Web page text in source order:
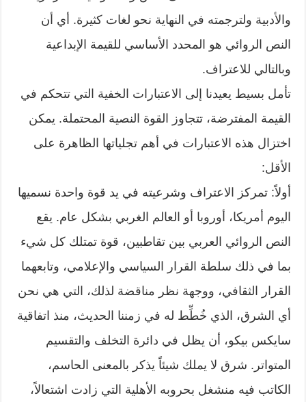
والأدبية ولترجمته في النهاية نحو لغات كثيرة. أي أن
النص الروائي هو المحدد الأساسي للقيمة الإبداعية
وبالتالي للاعتراف.
تأمل بسيط يعيدنا إلى الاعتبارات الخفية التي تتحكم في
القيمة المفترضة، تتجاوز القوة النصية المحتملة. يمكن
اختزال هذه الاعتبارات في أهم تجلياتها الظاهرة على
الأقل:
أولاً: تمركز الاعتراف وشرعيته في يد قوة واحدة نسميها
اليوم أمريكا، أوروبا أو العالم الغربي بشكل عام. يقع
النص الروائي العربي بين تقاطبين، قوة تمتلك كل شيء
بما في ذلك سلطة القرار السياسي والإعلامي، وتابعهما
القرار الثقافي، ووجهة نظر مناقضة لذلك، التي هي نحن
أي الشرق، الذي خُطِّط له في زمننا الحديث، منذ اتفاقية
سايكس بيكو، أن يظل في دائرة التخلف والتقسيم
المتواتر. شرق لا يملك شيئاً يذكر بالمعنى الحاسم،
الكاتب فيه منشغل بحروبه الأهلية التي زادت اشتعالاً،